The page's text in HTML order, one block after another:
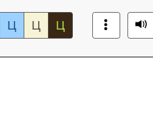
Ц Ц Ц